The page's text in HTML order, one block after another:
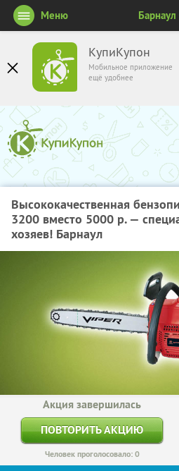
КупиКупон
Мобильное приложение
ещё удобнее
Меню Барнаул
Высококачественная
3200 вместо 5000 р. —
хозяев! Барнаул
Акция завершилась
ПОВТОРИТЬ АКЦИЮ
Человек проголосовало: 0